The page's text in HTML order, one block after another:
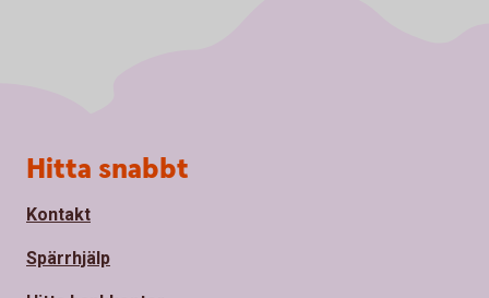
Sidfot
Hitta snabbt
Kontakt
Spärrhjälp